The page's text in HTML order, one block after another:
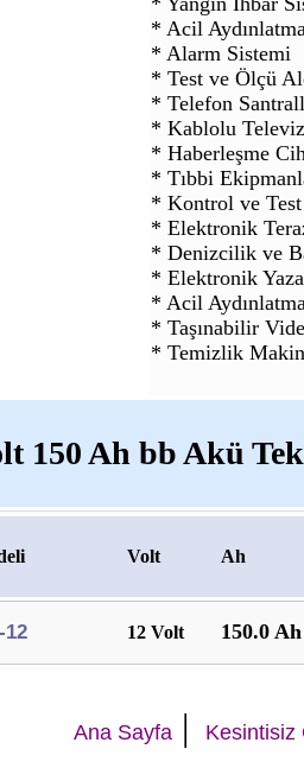
* Acil
* Alarm Sistemi
* Test ve Ölçü
* Telefon
* Kablolu
* Haberleşme
* Tıbbi
* Kontrol ve Test
* Elektronik
* Denizcilik ve
* Elektronik
* Acil
* Taşınabilir
* Temizlik
150 Ah bb Akü
Volt Ah
12 12 Volt 150.0 Ah
Ana Sayfa | Kesintisiz